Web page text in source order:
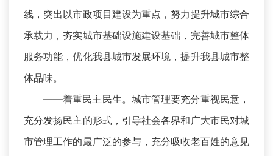
线，突出以市政项目建设为重点，努力提升城市综合
承载力，夯实城市基础设施建设基础，完善城市整体
服务功能，优化我县城市发展环境，提升我县城市整
体品味。
——着重民主民生。城市管理要充分重视民意，
充分发扬民主的形式，引导社会各界和广大市民对城
市管理工作的最广泛的参与，充分吸收老百姓的意见